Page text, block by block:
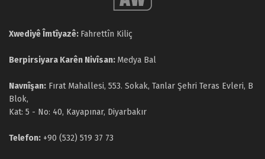
Xwediyê Îmtîyazê: Fahrettîn Kiliç
Berpirsiyara Karên Nivîsan: Medya Bal
Navnîşan: Fırat Mahallesi, 553. Sokak, Tanlar Şehri Teras Evleri, B
Blok,
Kat: 5 - No: 40, Kayapınar, Diyarbakır
Telefon: +90 (532) 519 37 73